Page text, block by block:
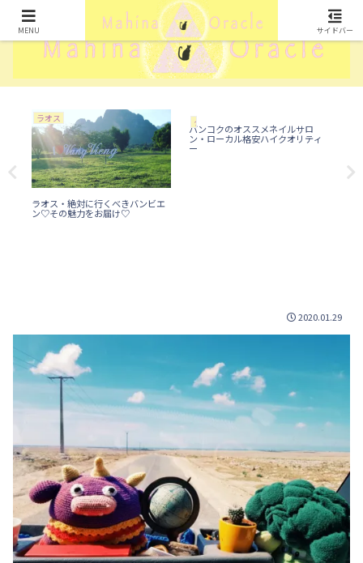
ラオス
ラオス・絶対に行くべきバンビエ
ン♡その魅力をお届け♡
タイ
バンコクのオススメネイルサロ
ン・ローカル格安ハイクオリティ
ー
2020.01.29
MENU サイドバー